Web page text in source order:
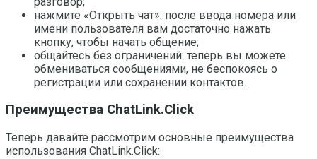
нажмите «Открыть чат»: после ввода номера или
имени пользователя вам достаточно нажать
кнопку, чтобы начать общение;
общайтесь без ограничений: теперь вы можете
обмениваться сообщениями, не беспокоясь о
регистрации или сохранении контактов.
Преимущества ChatLink.Click
Теперь давайте рассмотрим основные преимущества
использования ChatLink.Click: